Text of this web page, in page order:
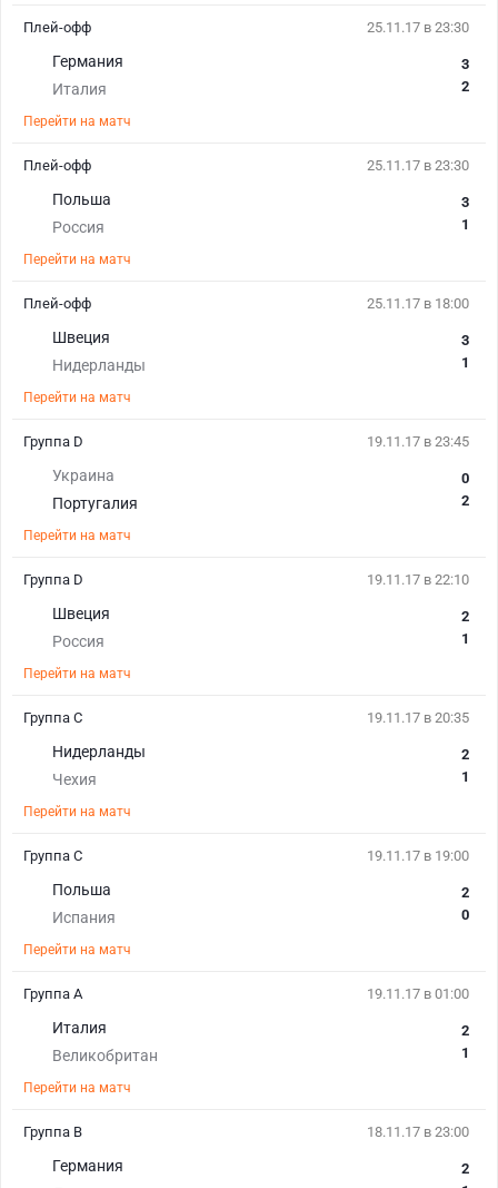
25.11.17 в 23:30
Германия
Италия
3
2
Перейти на матч
Плей-офф
25.11.17 в 23:30
Польша
Россия
3
1
Перейти на матч
Плей-офф
25.11.17 в 18:00
Швеция
Нидерланды
3
1
Перейти на матч
Плей-офф
19.11.17 в 23:45
Украина
Португалия
0
2
Перейти на матч
Группа D
19.11.17 в 22:10
Швеция
Россия
2
1
Перейти на матч
Группа D
19.11.17 в 20:35
Нидерланды
Чехия
2
1
Перейти на матч
Группа C
19.11.17 в 19:00
Польша
Испания
2
0
Перейти на матч
Группа C
19.11.17 в 01:00
Италия
Великобритан
2
1
Перейти на матч
Группа A
18.11.17 в 23:00
Германия
2
Группа B